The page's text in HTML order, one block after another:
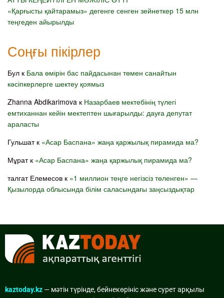
«Қарғысты қайтарамыз» дегенге сенген зейнеткер 15 млн
теңгеден айырылды
Соңғы пікірлер
Бул к Бала өмірін бас пайдасынан төмен санайтын
кәсіпкерлерге шектеу қоямыз
Zhanna Abdikarimova к Назарбаев мектебінің түлегі
емтиханнан кейін мектептен шығарылды: дауға депутат
араласты
Гульшатк «Асар Баспана» жаңа қаржылық пирамида ма?
Мұратк «Асар Баспана» жаңа қаржылық пирамида ма?
талгат Елемесов к «1 миллион теңге негізсіз төленген» —
Қызылорда облысында білім саласындағы заңсыздықтар
kaztoday.kz — мәтін түрінде, бейнекөрініс және сурет арқылы